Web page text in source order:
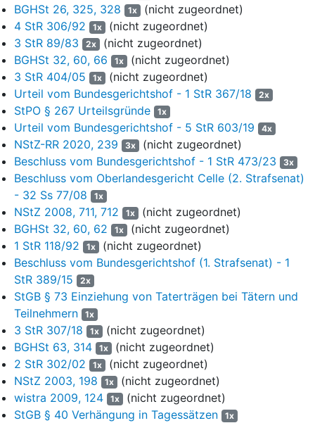
absprachegemäß von diesem selbst um die Personalien
ergänzt wurden. Zum anderen ließ sich der Angeklagte von
seinen Abnehmern vorhandene Impfpässe zusenden und fügte
Angaben zu scheinbaren Impfungen hinzu. In allen Fällen trug
er in die betreffenden Dokumente handschriftlich Zeitdaten ein,
brachte auf ihnen selbstgefertigte Chargenaufkleber für einen
Impfstoff sowie – mittels von ihm hergestellter Stempel –
Schriftzüge von Impfzentren an und versah sie mit erfundenen
oder nachgeahmten Unterschriften.
5
Mit den Manipulationen wollte er vortäuschen, dass eine
Impfung tatsächlich durchgeführt worden war, und den
Eindruck erwecken, der Eintrag stamme von einem Arzt des
angegebenen Impfzentrums. Die gefälschten Impfnachweise
versandte der Angeklagte per Post an die Abnehmer, die in der
Folgezeit das vereinbarte Entgelt von in der Regel 150 € an ihn
zahlten. Die vermeintlichen Zertifikate waren zur Vorlage bei
öffentlichen und privaten Stellen bestimmt, um staatliche
Auflagen für nicht geimpfte Personen zu umgehen.
6
2. Das Landgericht hat die festgestellten 85 Fälle jeweils als
selbständige Urkundenfälschung nach
bewertet. Die Strafen hat es dem Strafrahmen des § 267
Abs. 3 Satz 1 StGB entnommen. Es hat die Regelbeispiele des
§ 267 Abs. 3 Satz 2 Nr. 1 Alternative 1 StGB (gewerbsmäßiges
Handeln) sowie des§ 267 Abs. 3 Satz 2 Nr. 3 StGB
(erhebliche Gefährdung der Sicherheit des Rechtsverkehrs
durch eine große Anzahl von unechten oder verfälschten
BGHSt 26, 325, 328
1x (nicht zugeordnet)
4 StR 306/92
1x (nicht zugeordnet)
3 StR 89/83
2x (nicht zugeordnet)
BGHSt 32, 60, 66
1x (nicht zugeordnet)
3 StR 404/05
1x (nicht zugeordnet)
Urteil vom Bundesgerichtshof - 1 StR 367/18
2x
StPO § 267 Urteilsgründe 1x
Urteil vom Bundesgerichtshof - 5 StR 603/19 4x
NStZ-RR 2020, 239 3x (nicht zugeordnet)
Beschluss vom Bundesgerichtshof - 1 StR 473/23
3x
Beschluss vom Oberlandesgericht Celle (2. Strafsenat)
- 32 Ss 77/08
1x
NStZ 2008, 711, 712 1x (nicht zugeordnet)
BGHSt 32, 60, 62
1x (nicht zugeordnet)
1 StR 118/92
1x (nicht zugeordnet)
Beschluss vom Bundesgerichtshof (1. Strafsenat) - 1
StR 389/15
2x
StGB § 73 Einziehung von Taterträgen bei Tätern und
Teilnehmern
1x
3 StR 307/18 1x (nicht zugeordnet)
BGHSt 63, 314
1x (nicht zugeordnet)
2 StR 302/02
1x (nicht zugeordnet)
NStZ 2003, 198
1x (nicht zugeordnet)
wistra 2009, 124
1x (nicht zugeordnet)
StGB § 40 Verhängung in Tagessätzen
1x